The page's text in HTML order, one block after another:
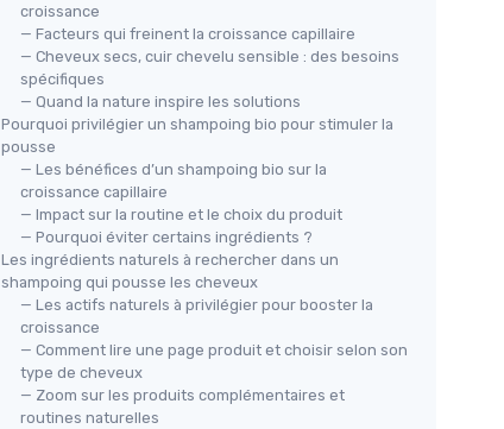
croissance
— Facteurs qui freinent la croissance capillaire
— Cheveux secs, cuir chevelu sensible : des besoins
spécifiques
— Quand la nature inspire les solutions
Pourquoi privilégier un shampoing bio pour stimuler la
pousse
— Les bénéfices d’un shampoing bio sur la
croissance capillaire
— Impact sur la routine et le choix du produit
— Pourquoi éviter certains ingrédients ?
Les ingrédients naturels à rechercher dans un
shampoing qui pousse les cheveux
— Les actifs naturels à privilégier pour booster la
croissance
— Comment lire une page produit et choisir selon son
type de cheveux
— Zoom sur les produits complémentaires et
routines naturelles